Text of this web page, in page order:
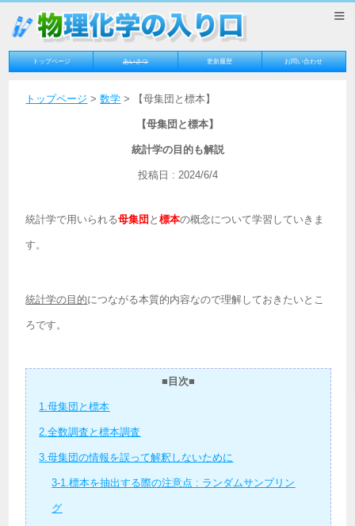
トップページ あいさつ 更新履歴 お問い合わせ
≡
トップページ >数学 > 【母集団と標本】
【母集団と標本】
統計学の目的も解説
投稿日 : 2024/6/4
統計学で用いられる母集団 と標本の概念について学習していきま
す。
統計学の目的につながる本質的内容なので理解しておきたいとこ
ろです。
■目次■
1.母集団と標本
2.全数調査と標本調査
3.母集団の情報を誤って解釈しないために
3-1.標本を抽出する際の注意点 : ランダムサンプリン
グ